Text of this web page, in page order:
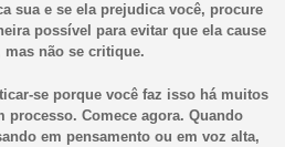
sua e se ela prejudica você, procure
possível para evitar que ela cause
não se critique.
se porque você faz isso há muitos
processo. Comece agora. Quando
em pensamento ou em voz alta,